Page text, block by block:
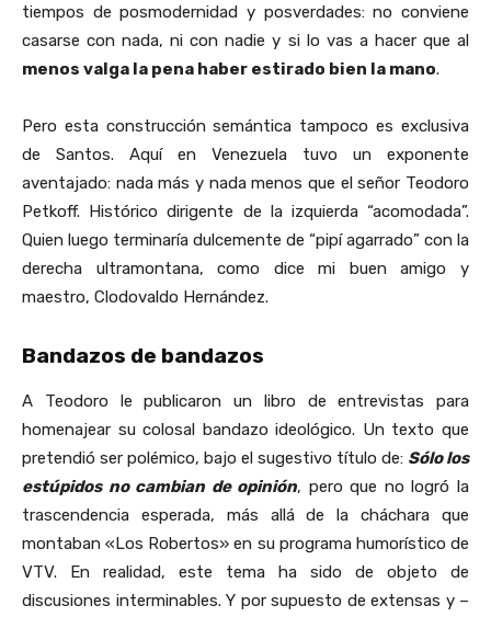
tiempos de posmodernidad y posverdades: no conviene
casarse con nada, ni con nadie y si lo vas a hacer que al
menos valga la pena haber estirado bien la mano.
Pero esta construcción semántica tampoco es exclusiva
de Santos. Aquí en Venezuela tuvo un exponente
aventajado: nada más y nada menos que el señor Teodoro
Petkoff. Histórico dirigente de la izquierda “acomodada”.
Quien luego terminaría dulcemente de “pipí agarrado” con la
derecha ultramontana, como dice mi buen amigo y
maestro, Clodovaldo Hernández.
Bandazos de bandazos
A Teodoro le publicaron un libro de entrevistas para
homenajear su colosal bandazo ideológico. Un texto que
pretendió ser polémico, bajo el sugestivo título de: Sólo los
estúpidos no cambian de opinión, pero que no logró la
trascendencia esperada, más allá de la cháchara que
montaban «Los Robertos» en su programa humorístico de
VTV. En realidad, este tema ha sido de objeto de
discusiones interminables. Y por supuesto de extensas y –